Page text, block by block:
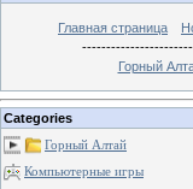
Главная страница
Горный
Categories
Горный Алтай
Компьютерные игры